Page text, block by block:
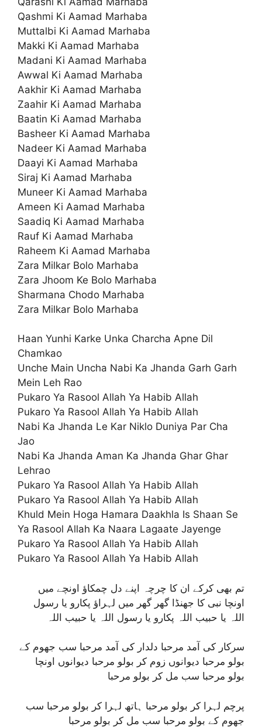
Qashmi Ki Aamad Marhaba
Muttalbi Ki Aamad Marhaba
Makki Ki Aamad Marhaba
Madani Ki Aamad Marhaba
Awwal Ki Aamad Marhaba
Aakhir Ki Aamad Marhaba
Zaahir Ki Aamad Marhaba
Baatin Ki Aamad Marhaba
Basheer Ki Aamad Marhaba
Nadeer Ki Aamad Marhaba
Daayi Ki Aamad Marhaba
Siraj Ki Aamad Marhaba
Muneer Ki Aamad Marhaba
Ameen Ki Aamad Marhaba
Saadiq Ki Aamad Marhaba
Rauf Ki Aamad Marhaba
Raheem Ki Aamad Marhaba
Zara Milkar Bolo Marhaba
Zara Jhoom Ke Bolo Marhaba
Sharmana Chodo Marhaba
Zara Milkar Bolo Marhaba
Haan Yunhi Karke Unka Charcha Apne Dil
Chamkao
Unche Main Uncha Nabi Ka Jhanda Garh Garh
Mein Leh Rao
Pukaro Ya Rasool Allah Ya Habib Allah
Pukaro Ya Rasool Allah Ya Habib Allah
Nabi Ka Jhanda Le Kar Niklo Duniya Par Cha
Jao
Nabi Ka Jhanda Aman Ka Jhanda Ghar Ghar
Lehrao
Pukaro Ya Rasool Allah Ya Habib Allah
Pukaro Ya Rasool Allah Ya Habib Allah
Khuld Mein Hoga Hamara Daakhla Is Shaan Se
Ya Rasool Allah Ka Naara Lagaate Jayenge
Pukaro Ya Rasool Allah Ya Habib Allah
Pukaro Ya Rasool Allah Ya Habib Allah
تم بھی کرکے ان کا چرچہ اپنے دل چمکاؤ اونچے میں
اونچا نبی کا جھنڈا گھر گھر میں لہراؤ پکارو یا رسول
اللہ یا حبیب اللہ پکارو یا رسول اللہ یا حبیب اللہ
سرکار کی آمد مرحبا دلدار کی آمد مرحبا سب جھوم کے
بولو مرحبا دیوانوں زوم کر بولو مرحبا دیوانوں اونچا
بولو مرحبا سب مل کر بولو مرحبا
پرچم لہرا کر بولو مرحبا ہاتھ لہرا کر بولو مرحبا سب
جھوم کے بولو مرحبا سب مل کر بولو مرحبا